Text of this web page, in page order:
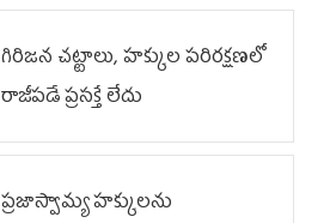
గిరిజన చట్టాలు, హక్కుల పరిరక్షణలో
రాజీపడే ప్రసక్తే లేదు
ప్రజాస్వామ్య హక్కులను